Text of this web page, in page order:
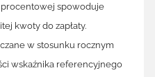
spowoduje
kwoty do zapłaty.
w stosunku rocznym
wskaźnika referencyjnego